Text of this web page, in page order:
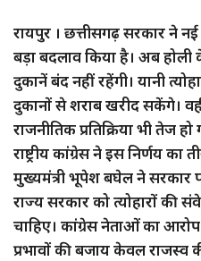
रायपुर । छत्तीसगढ़ सरकार ने
बड़ा बदलाव किया है। अब
दुकानें बंद नहीं रहेंगी। यानी
दुकानों से शराब खरीद सकेंगे।
राजनीतिक प्रतिक्रिया भी तेज
राष्ट्रीय कांग्रेस ने इस निर्णय का
मुख्यमंत्री भूपेश बघेल ने सरकार
राज्य सरकार को त्योहारों की
चाहिए। कांग्रेस नेताओं का
प्रभावों की बजाय केवल राजस्व